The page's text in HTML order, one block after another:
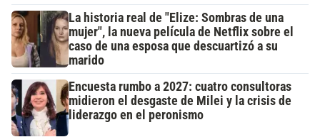
La historia real de "Elize: Sombras de una
mujer", la nueva película de Netflix sobre el
caso de una esposa que descuartizó a su
marido
Encuesta rumbo a 2027: cuatro consultoras
midieron el desgaste de Milei y la crisis de
liderazgo en el peronismo